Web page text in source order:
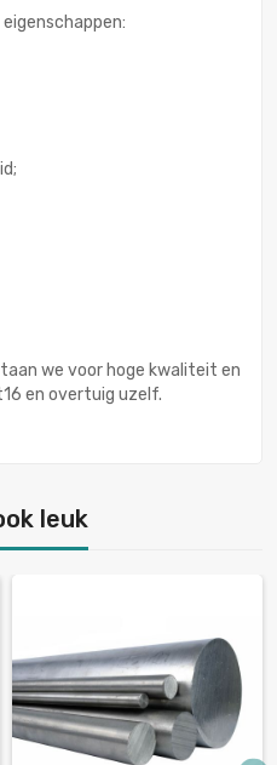
we voor hoge kwaliteit en
en overtuig uzelf.
leuk